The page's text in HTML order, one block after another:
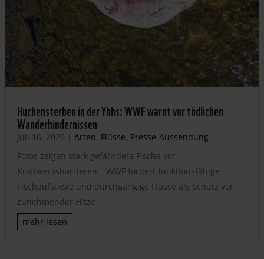
Huchensterben in der Ybbs: WWF warnt vor tödlichen
Wanderhindernissen
Juli 16, 2026 | Arten, Flüsse, Presse-Aussendung
Fotos zeigen stark gefährdete Fische vor
Kraftwerksbarrieren – WWF fordert funktionsfähige
Fischaufstiege und durchgängige Flüsse als Schutz vor
zunehmender Hitze
mehr lesen